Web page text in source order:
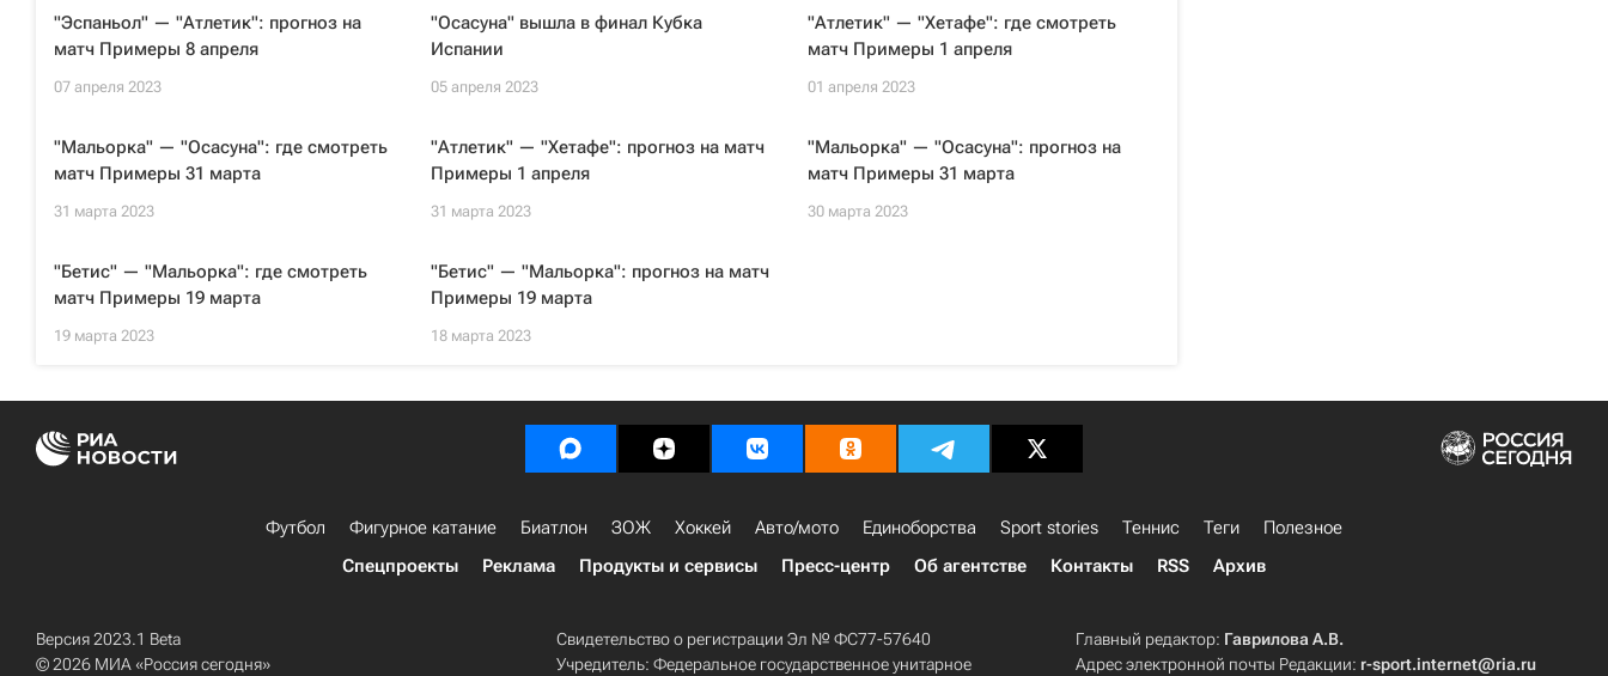
"Эспаньол" — "Атлетик": прогноз на
матч Примеры 8 апреля
07 апреля 2023
"Осасуна" вышла в финал Кубка
Испании
05 апреля 2023
"Атлетик" — "Хетафе": где смотреть
матч Примеры 1 апреля
01 апреля 2023
"Мальорка" — "Осасуна": где смотреть
матч Примеры 31 марта
31 марта 2023
"Атлетик" — "Хетафе": прогноз на матч
Примеры 1 апреля
31 марта 2023
"Мальорка" — "Осасуна": прогноз на
матч Примеры 31 марта
30 марта 2023
"Бетис" — "Мальорка": где смотреть
матч Примеры 19 марта
19 марта 2023
"Бетис" — "Мальорка": прогноз на матч
Примеры 19 марта
18 марта 2023
Футбол Фигурное катание Биатлон ЗОЖ Хоккей Авто/мото Единоборства Sport stories Теннис Теги
Полезное
Спецпроекты
Реклама Продукты и сервисы Пресс-центр Об агентстве Контакты RSS Архив
Версия 2023.1 Beta
© 2026 МИА «Россия сегодня»
Свидетельство о регистрации Эл № ФС77-57640
Учредитель: Федеральное государственное унитарное
Главный редактор: Гаврилова А.В.
Адрес электронной почты Редакции: r-sport.internet@ria.ru